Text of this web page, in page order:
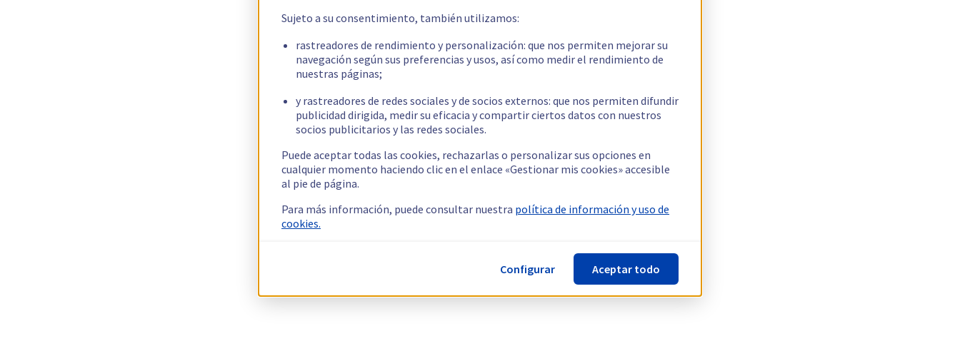
Sujeto a su consentimiento, también utilizamos:
rastreadores de rendimiento y personalización: que nos permiten mejorar su
navegación según sus preferencias y usos, así como medir el rendimiento de
nuestras páginas;
y rastreadores de redes sociales y de socios externos: que nos permiten difundir
publicidad dirigida, medir su eficacia y compartir ciertos datos con nuestros
socios publicitarios y las redes sociales.
Puede aceptar todas las cookies, rechazarlas o personalizar sus opciones en
cualquier momento haciendo clic en el enlace «Gestionar mis cookies» accesible
al pie de página.
Para más información, puede consultar nuestra política de información y uso de
cookies.
Configurar Aceptar todo